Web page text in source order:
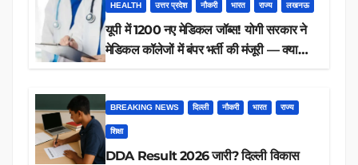
HEALTH उत्तर प्रदेश नौकरी भारत राज्य लखनऊ
यूपी में 1200 नए मेडिकल जॉब्स! योगी सरकार ने
मेडिकल कॉलेजों में बंपर भर्ती की मंजूरी — क्या
BREAKING NEWS दिल्ली नौकरी भारत राज्य
शिक्षा
DDA Result 2026 जारी? दिल्ली विकास